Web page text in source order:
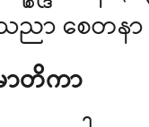
ညာ စေတန
ာတိကာ